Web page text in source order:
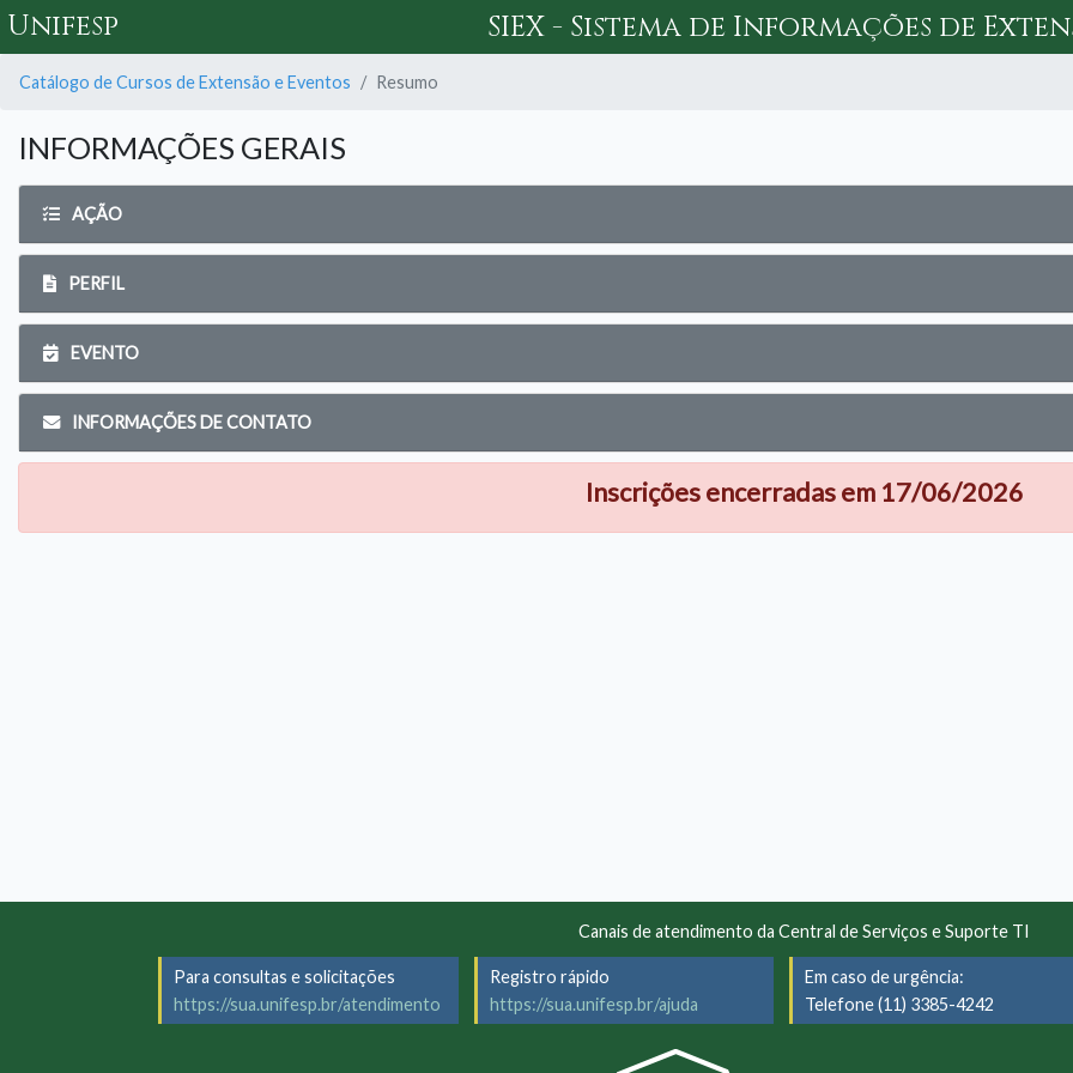
Unifesp SIEX - Sistema de Informações de
Catálogo de Cursos de Extensão e Eventos Resumo
INFORMAÇÕES GERAIS
AÇÃO
PERFIL
EVENTO
INFORMAÇÕES DE CONTATO
Inscrições encerradas em 17/06/2026
Canais de atendimento da Central de Serviços e Suporte TI
Para consultas e solicitações
https://sua.unifesp.br/atendimento
Registro rápido
https://sua.unifesp.br/ajuda
Em caso de urgência:
Telefone (11) 3385-4242